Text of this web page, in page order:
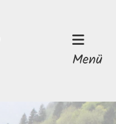
Menü